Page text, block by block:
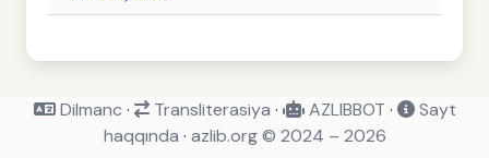
Dilmanc · Transliterasiya · AZLIBBOT ·
Sayt
haqqında · azlib.org © 2024 – 2026